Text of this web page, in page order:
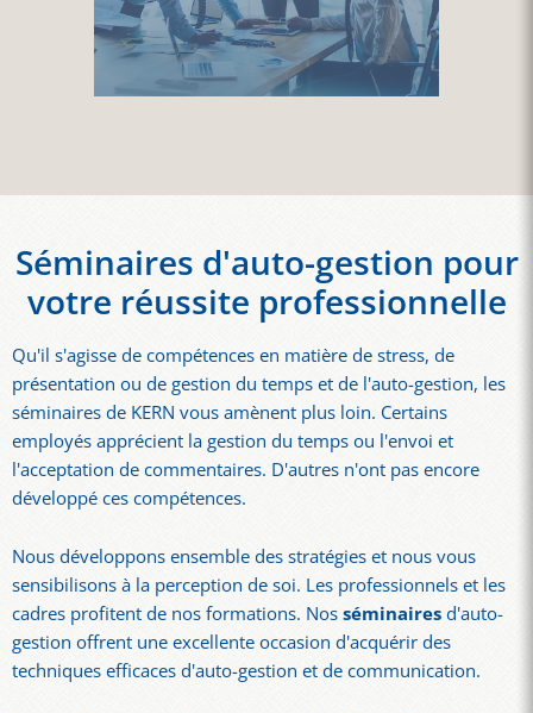
Séminaires d'auto-gestion pour
votre réussite professionnelle
Qu'il s'agisse de compétences en matière de stress, de
présentation ou de gestion du temps et de l'auto-gestion, les
séminaires de KERN vous amènent plus loin. Certains
employés apprécient la gestion du temps ou l'envoi et
l'acceptation de commentaires. D'autres n'ont pas encore
développé ces compétences.
Nous développons ensemble des stratégies et nous vous
sensibilisons à la perception de soi. Les professionnels et les
cadres profitent de nos formations. Nosséminairesd'auto-
gestion offrent une excellente occasion d'acquérir des
techniques efficaces d'auto-gestion et de communication.